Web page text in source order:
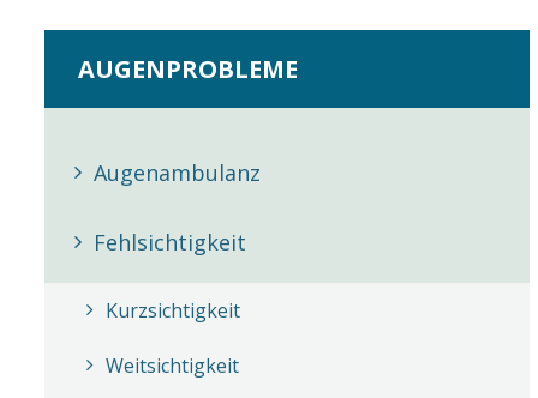
AUGENPROBLEME
Augenambulanz
Fehlsichtigkeit
Kurzsichtigkeit
Weitsichtigkeit